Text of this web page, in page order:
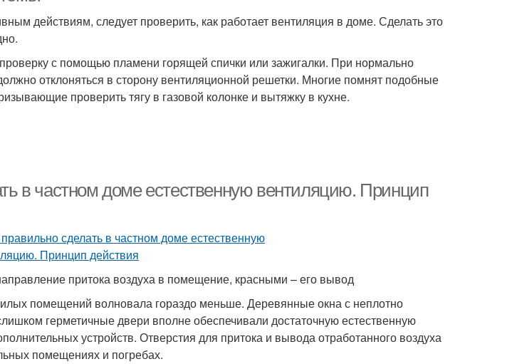
действиям, следует проверить, как работает вентиляция в доме. Сделать это
с помощью пламени горящей спички или зажигалки. При нормально
отклоняться в сторону вентиляционной решетки. Многие помнят подобные
проверить тягу в газовой колонке и вытяжку в кухне.
в частном доме естественную вентиляцию. Принцип
притока воздуха в помещение, красными – его вывод
помещений волновала гораздо меньше. Деревянные окна с неплотно
герметичные двери вполне обеспечивали достаточную естественную
устройств. Отверстия для притока и вывода отработанного воздуха
помещениях и погребах.